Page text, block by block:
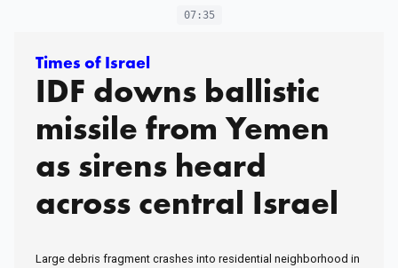
07:35
Times of Israel
IDF downs ballistic
missile from Yemen
as sirens heard
across central Israel
Large debris fragment crashes into residential neighborhood in